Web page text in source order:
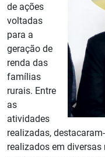
de ações
voltadas
para a
geração de
renda das
famílias
rurais. Entre
as
atividades
realizadas,
realizados em